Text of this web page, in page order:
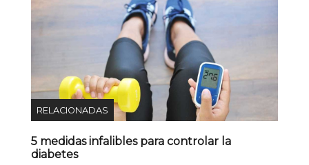
RELACIONADAS
5 medidas infalibles para controlar la
diabetes